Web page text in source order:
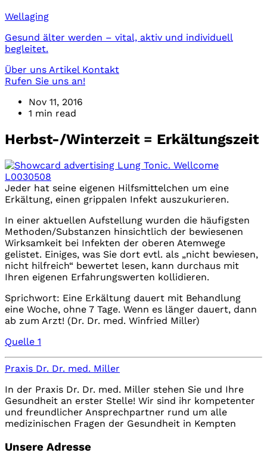
Wellaging
Gesund älter werden – vital, aktiv und individuell
begleitet.
Über uns Artikel Kontakt
Rufen Sie uns an!
Nov 11, 2016
1 min read
Herbst-/Winterzeit = Erkältungszeit
Jeder hat seine eigenen Hilfsmittelchen um eine
Erkältung, einen grippalen Infekt auszukurieren.
In einer aktuellen Aufstellung wurden die häufigsten
Methoden/Substanzen hinsichtlich der bewiesenen
Wirksamkeit bei Infekten der oberen Atemwege
gelistet. Einiges, was Sie dort evtl. als „nicht bewiesen,
nicht hilfreich“ bewertet lesen, kann durchaus mit
Ihren eigenen Erfahrungswerten kollidieren.
Sprichwort: Eine Erkältung dauert mit Behandlung
eine Woche, ohne 7 Tage. Wenn es länger dauert, dann
ab zum Arzt! (Dr. Dr. med. Winfried Miller)
Quelle 1
Praxis Dr. Dr. med. Miller
In der Praxis Dr. Dr. med. Miller stehen Sie und Ihre
Gesundheit an erster Stelle! Wir sind ihr kompetenter
und freundlicher Ansprechpartner rund um alle
medizinischen Fragen der Gesundheit in Kempten
Unsere Adresse